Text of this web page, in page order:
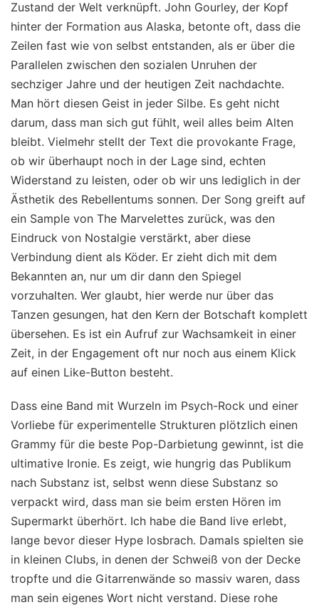
Zustand der Welt verknüpft. John Gourley, der Kopf
hinter der Formation aus Alaska, betonte oft, dass die
Zeilen fast wie von selbst entstanden, als er über die
Parallelen zwischen den sozialen Unruhen der
sechziger Jahre und der heutigen Zeit nachdachte.
Man hört diesen Geist in jeder Silbe. Es geht nicht
darum, dass man sich gut fühlt, weil alles beim Alten
bleibt. Vielmehr stellt der Text die provokante Frage,
ob wir überhaupt noch in der Lage sind, echten
Widerstand zu leisten, oder ob wir uns lediglich in der
Ästhetik des Rebellentums sonnen. Der Song greift auf
ein Sample von The Marvelettes zurück, was den
Eindruck von Nostalgie verstärkt, aber diese
Verbindung dient als Köder. Er zieht dich mit dem
Bekannten an, nur um dir dann den Spiegel
vorzuhalten. Wer glaubt, hier werde nur über das
Tanzen gesungen, hat den Kern der Botschaft komplett
übersehen. Es ist ein Aufruf zur Wachsamkeit in einer
Zeit, in der Engagement oft nur noch aus einem Klick
auf einen Like-Button besteht.
Dass eine Band mit Wurzeln im Psych-Rock und einer
Vorliebe für experimentelle Strukturen plötzlich einen
Grammy für die beste Pop-Darbietung gewinnt, ist die
ultimative Ironie. Es zeigt, wie hungrig das Publikum
nach Substanz ist, selbst wenn diese Substanz so
verpackt wird, dass man sie beim ersten Hören im
Supermarkt überhört. Ich habe die Band live erlebt,
lange bevor dieser Hype losbrach. Damals spielten sie
in kleinen Clubs, in denen der Schweiß von der Decke
tropfte und die Gitarrenwände so massiv waren, dass
man sein eigenes Wort nicht verstand. Diese rohe